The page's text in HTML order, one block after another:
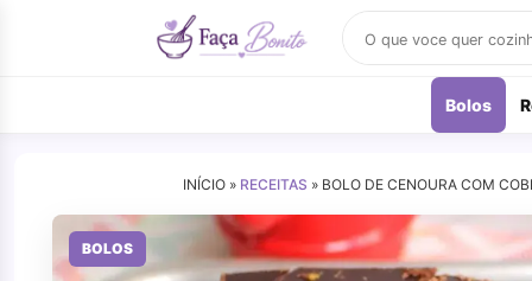
receitas
Bolos
INÍCIO » RECEITAS » BOLO DE CENOURA COM
BOLOS